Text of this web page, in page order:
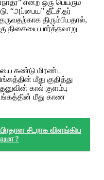
என்ற ஒரு பெயரும்
“அப்பைய” தீட்சிதர்
திரும்பியதால்,
திசையை பார்த்தவாறு
கண்டு மிரண்ட
மீது குதித்து
கால் குளம்பு
மீது காண
சீடராக விளங்கிய
?